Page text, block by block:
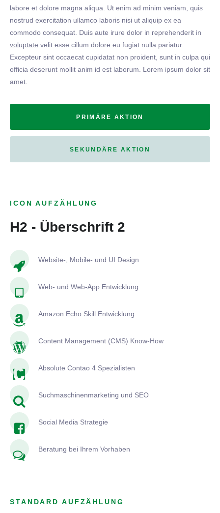
labore et dolore magna aliqua. Ut enim ad minim veniam, quis
nostrud exercitation ullamco laboris nisi ut aliquip ex ea
commodo consequat. Duis aute irure dolor in reprehenderit in
voluptate velit esse cillum dolore eu fugiat nulla pariatur.
Excepteur sint occaecat cupidatat non proident, sunt in culpa qui
officia deserunt mollit anim id est laborum. Lorem ipsum dolor sit
amet.
PRIMÄRE AKTION
SEKUNDÄRE AKTION
ICON AUFZÄHLUNG
H2 - Überschrift 2
Website-, Mobile- und UI Design
Web- und Web-App Entwicklung
Amazon Echo Skill Entwicklung
Content Management (CMS) Know-How
Absolute Contao 4 Spezialisten
Suchmaschinenmarketing und SEO
Social Media Strategie
Beratung bei Ihrem Vorhaben
STANDARD AUFZÄHLUNG